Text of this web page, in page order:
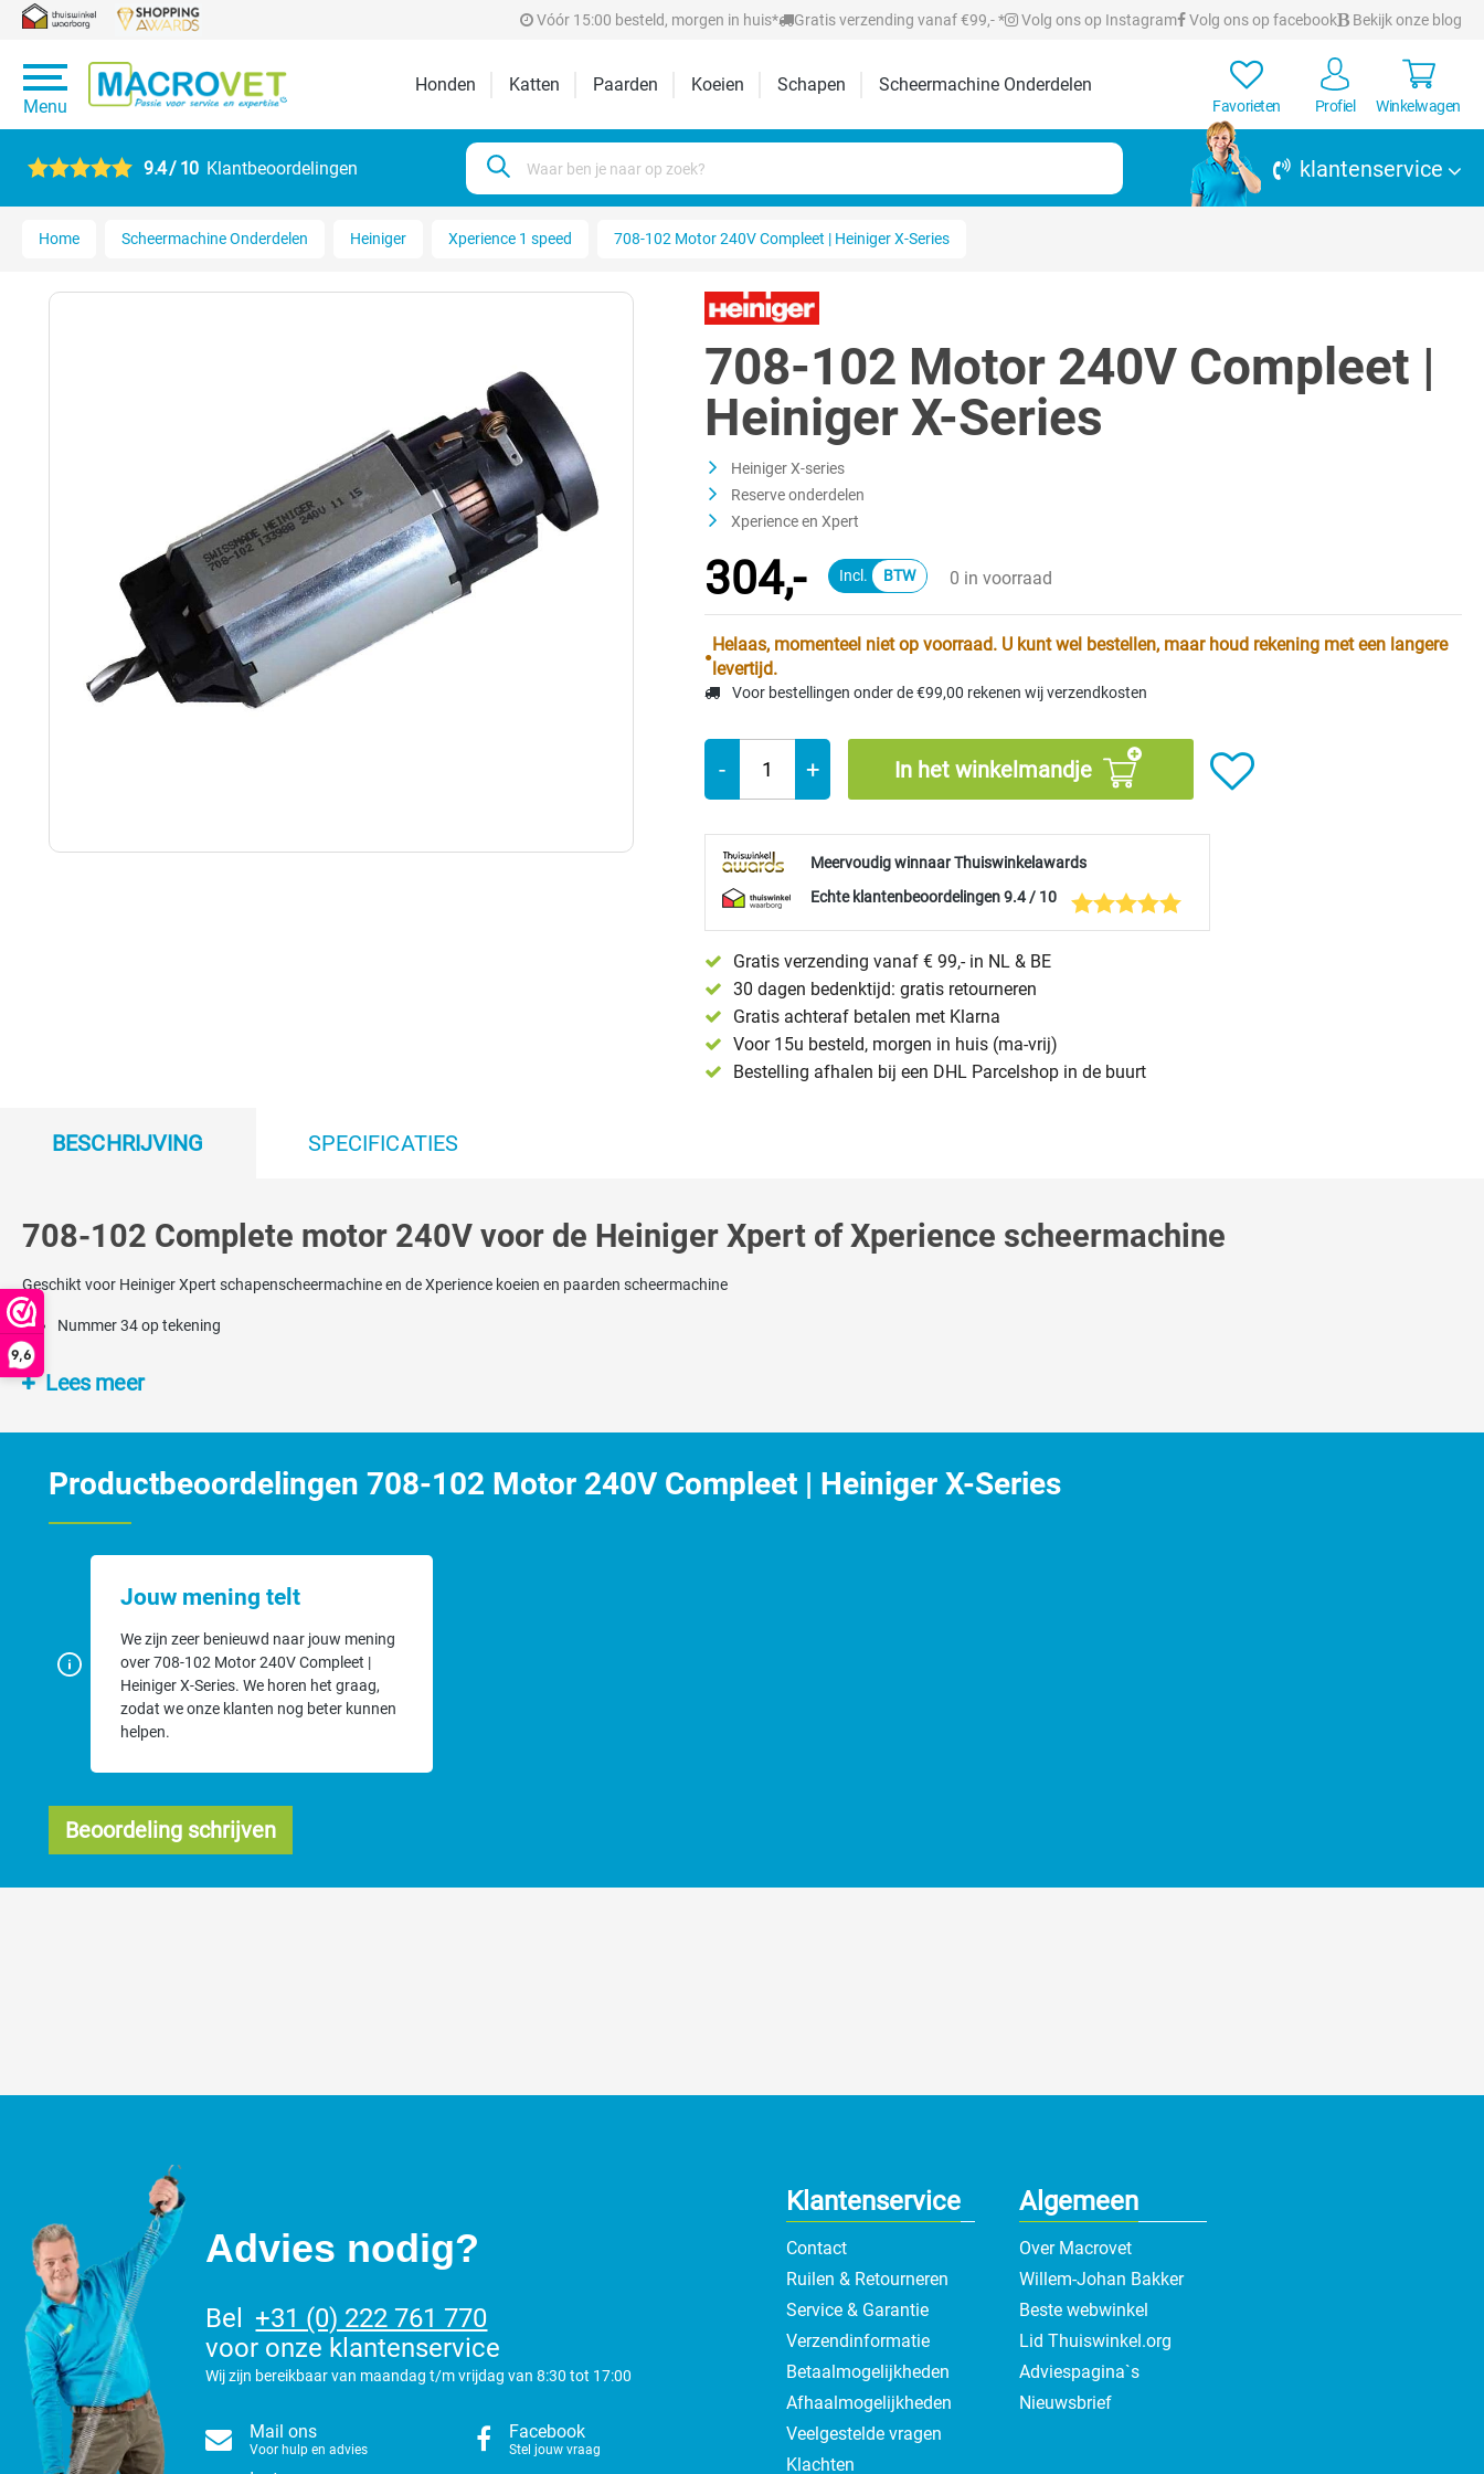
9,6
Vóór 15:00 besteld, morgen in huis* Gratis verzending vanaf €99,- * Volg ons op Instagram Volg ons op facebook Bekijk onze blog
Menu
Honden Katten Paarden Koeien Schapen Scheermachine Onderdelen
Favorieten Profiel Winkelwagen
9.4 / 10 Klantbeoordelingen klantenservice
Home Scheermachine Onderdelen Heiniger Xperience 1 speed 708-102 Motor 240V Compleet | Heiniger X-Series
708-102 Motor 240V Compleet |
Heiniger X-Series
Heiniger X-series
Reserve onderdelen
Xperience en Xpert
304,- 0 in voorraad
Helaas, momenteel niet op voorraad. U kunt wel bestellen, maar houd rekening met een langere
levertijd.
Voor bestellingen onder de €99,00 rekenen wij verzendkosten
- + In het winkelmandje
Meervoudig winnaar Thuiswinkelawards
Echte klantenbeoordelingen 9.4 / 10
Gratis verzending vanaf € 99,- in NL & BE
30 dagen bedenktijd: gratis retourneren
Gratis achteraf betalen met Klarna
Voor 15u besteld, morgen in huis (ma-vrij)
Bestelling afhalen bij een DHL Parcelshop in de buurt
BESCHRIJVING SPECIFICATIES
708-102 Complete motor 240V voor de Heiniger Xpert of Xperience scheermachine
Geschikt voor Heiniger Xpert schapenscheermachine en de Xperience koeien en paarden scheermachine
Nummer 34 op tekening
Lees meer
Productbeoordelingen 708-102 Motor 240V Compleet | Heiniger X-Series
Jouw mening telt
We zijn zeer benieuwd naar jouw mening
over 708-102 Motor 240V Compleet |
Heiniger X-Series. We horen het graag,
zodat we onze klanten nog beter kunnen
helpen.
Beoordeling schrijven
Klantenservice
Contact
Ruilen & Retourneren
Service & Garantie
Verzendinformatie
Betaalmogelijkheden
Afhaalmogelijkheden
Veelgestelde vragen
Klachten
Algemeen
Over Macrovet
Willem-Johan Bakker
Beste webwinkel
Lid Thuiswinkel.org
Adviespagina`s
Nieuwsbrief
Advies nodig?
Bel
+31 (0) 222 761 770
voor onze klantenservice
Wij zijn bereikbaar van maandag t/m vrijdag van 8:30 tot 17:00
Mail ons
Voor hulp en advies
Facebook
Stel jouw vraag